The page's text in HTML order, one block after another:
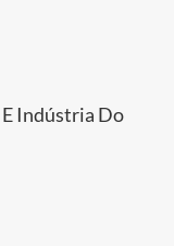
Indústria Do